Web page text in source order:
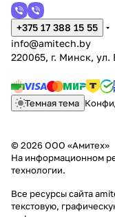
+375 17 388 15 55
info@amitech.by
220065, г. Минск, ул.
Темная тема
© 2026 ООО «Амитех»
На информационном
технологии.
Все ресурсы сайта
текстовую,